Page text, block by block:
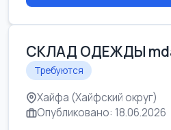
СКЛАД ОДЕЖДЫ
Требуются
Хайфа (Хайфский округ)
Опубликовано: 18.06.2026